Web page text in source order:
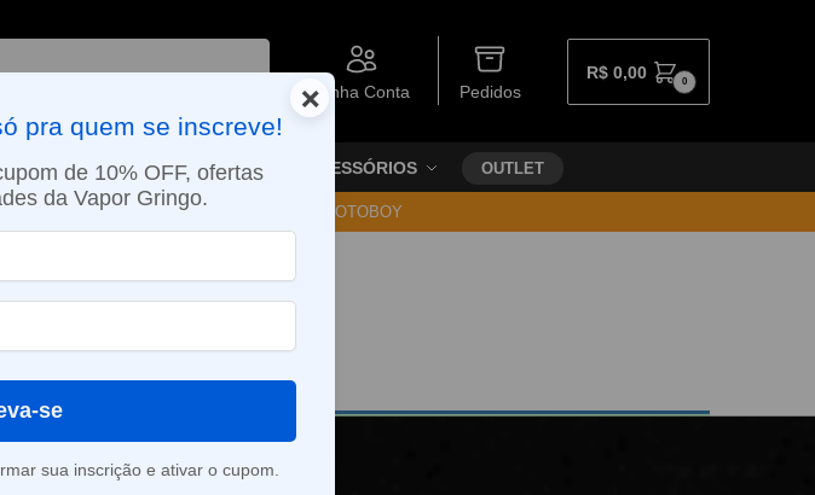
Minha Conta Pedidos
R$ 0,00 0
NICOTINA ORAL ACESSÓRIOS OUTLET
PEDIDOS APROVADOS ATÉ 15:30 VIA MOTOBOY
×
pra quem se inscreve!
de 10% OFF, ofertas
da Vapor Gringo.
se
sua inscrição e ativar o cupom.